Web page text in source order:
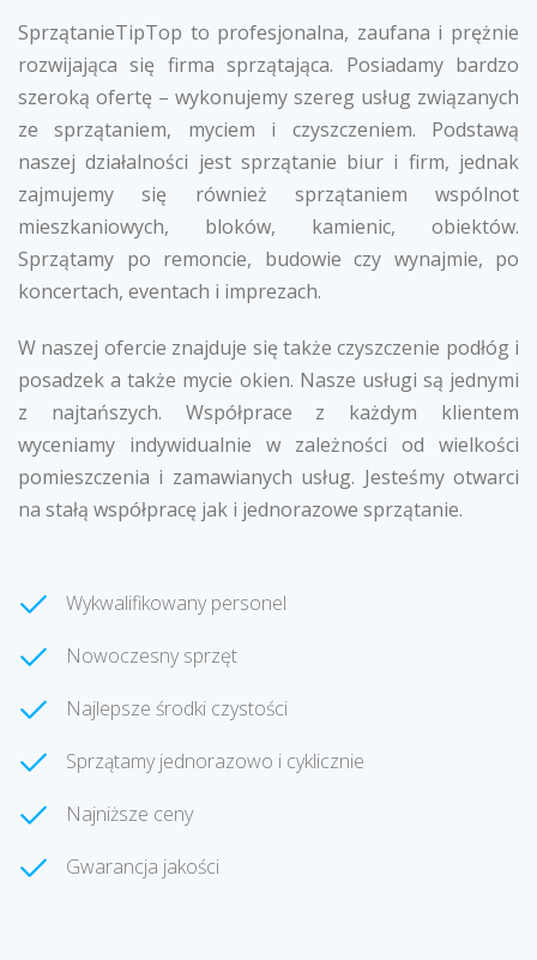
SprzątanieTipTop to profesjonalna, zaufana i prężnie
rozwijająca się firma sprzątająca. Posiadamy bardzo
szeroką ofertę – wykonujemy szereg usług związanych
ze sprzątaniem, myciem i czyszczeniem. Podstawą
naszej działalności jest sprzątanie biur i firm, jednak
zajmujemy się również sprzątaniem wspólnot
mieszkaniowych, bloków, kamienic, obiektów.
Sprzątamy po remoncie, budowie czy wynajmie, po
koncertach, eventach i imprezach.
W naszej ofercie znajduje się także czyszczenie podłóg i
posadzek a także mycie okien. Nasze usługi są jednymi
z najtańszych. Współprace z każdym klientem
wyceniamy indywidualnie w zależności od wielkości
pomieszczenia i zamawianych usług. Jesteśmy otwarci
na stałą współpracę jak i jednorazowe sprzątanie.
Wykwalifikowany personel
Nowoczesny sprzęt
Najlepsze środki czystości
Sprzątamy jednorazowo i cyklicznie
Najniższe ceny
Gwarancja jakości